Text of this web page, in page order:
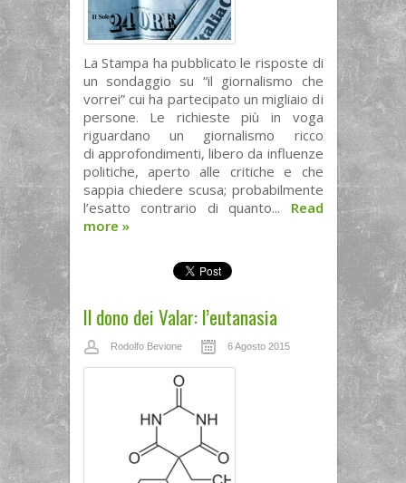
La Stampa ha pubblicato le risposte di
un sondaggio su “il giornalismo che
vorrei” cui ha partecipato un migliaio di
persone. Le richieste più in voga
riguardano un giornalismo ricco
di approfondimenti, libero da influenze
politiche, aperto alle critiche e che
sappia chiedere scusa; probabilmente
l’esatto contrario di quanto... Read
more »
Il dono dei Valar: l’eutanasia
Rodolfo Bevione 6 Agosto 2015